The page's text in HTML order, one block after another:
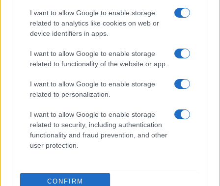
I want to allow Google to enable storage
related to analytics like cookies on web or
device identifiers in apps.
I want to allow Google to enable storage
related to functionality of the website or app.
I want to allow Google to enable storage
related to personalization.
I want to allow Google to enable storage
related to security, including authentication
functionality and fraud prevention, and other
user protection.
CONFIRM
Brent cae un 8.3% y arrastra a las materias primas en agosto
Lucía Herrera · 6 Ago 2026